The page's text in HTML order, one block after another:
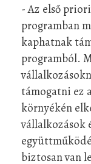
- Az első
programban
kaphatnak
programból.
támogatni ez
környékén
vállalkozások
biztosan van